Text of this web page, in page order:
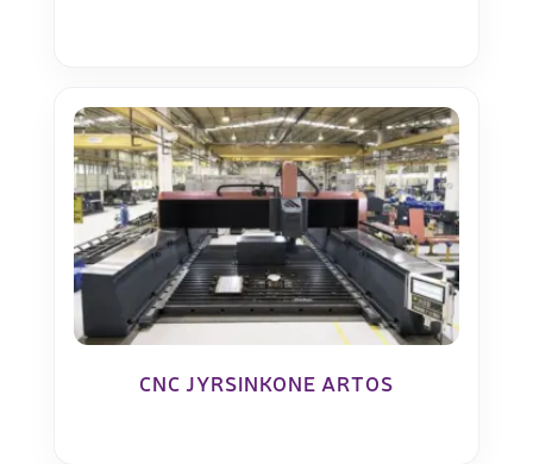
CNC JYRSINKONE ARTOS